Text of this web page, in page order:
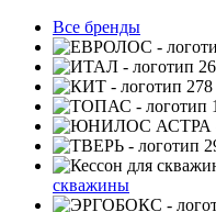
Все бренды
скважины